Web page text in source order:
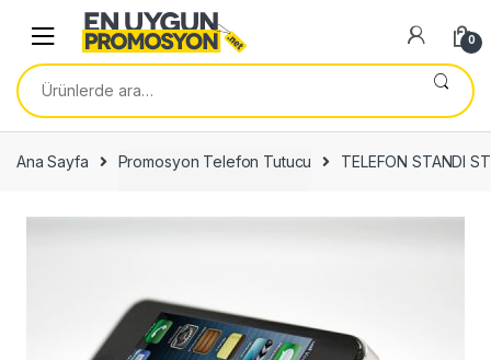
navigation
content
0
Ara:
Ana Sayfa Promosyon Telefon Tutucu TELEFON STANDI